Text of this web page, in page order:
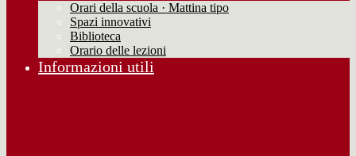
Orari della scuola · Mattina tipo
Spazi innovativi
Biblioteca
Orario delle lezioni
Informazioni utili